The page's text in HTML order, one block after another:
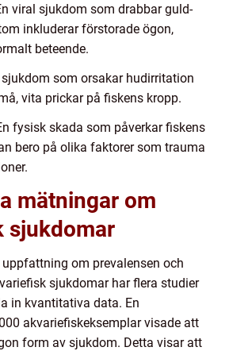
viral sjukdom som drabbar guld-
inkluderar förstorade ögon,
beteende.
som orsakar hudirritation
vita prickar på fiskens kropp.
fysisk skada som påverkar fiskens
bero på olika faktorer som trauma
mätningar om
sjukdomar
om prevalensen och
sjukdomar har flera studier
in kvantitativa data. En
akvariefiskeksemplar visade att
form av sjukdom. Detta visar att